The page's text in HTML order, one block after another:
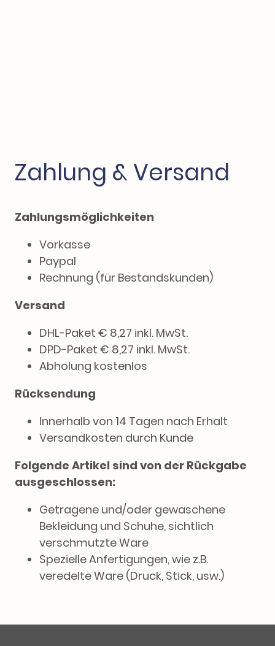
Zahlung & Versand
Zahlungsmöglichkeiten
Vorkasse
Paypal
Rechnung (für Bestandskunden)
Versand
DHL-Paket € 8,27 inkl. MwSt.
DPD-Paket € 8,27 inkl. MwSt.
Abholung kostenlos
Rücksendung
Innerhalb von 14 Tagen nach Erhalt
Versandkosten durch Kunde
Folgende Artikel sind von der Rückgabe
ausgeschlossen:
Getragene und/oder gewaschene
Bekleidung und Schuhe, sichtlich
verschmutzte Ware
Spezielle Anfertigungen, wie z.B.
veredelte Ware (Druck, Stick, usw.)